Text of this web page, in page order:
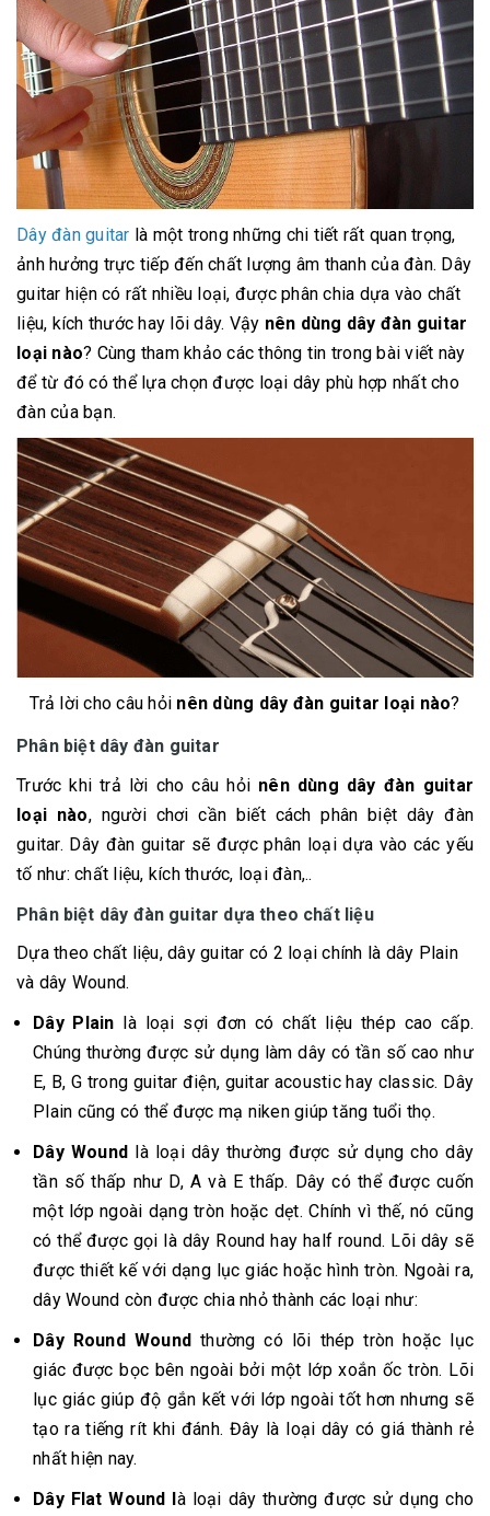
Dây đàn guitar là một trong những chi tiết rất quan trọng,
ảnh hưởng trực tiếp đến chất lượng âm thanh của đàn. Dây
guitar hiện có rất nhiều loại, được phân chia dựa vào chất
liệu, kích thước hay lõi dây. Vậy nên dùng dây đàn guitar
loại nào? Cùng tham khảo các thông tin trong bài viết này
để từ đó có thể lựa chọn được loại dây phù hợp nhất cho
đàn của bạn.
Trả lời cho câu hỏi nên dùng dây đàn guitar loại nào?
Phân biệt dây đàn guitar
Trước khi trả lời cho câu hỏi nên dùng dây đàn guitar
loại nào, người chơi cần biết cách phân biệt dây đàn
guitar. Dây đàn guitar sẽ được phân loại dựa vào các yếu
tố như: chất liệu, kích thước, loại đàn,..
Phân biệt dây đàn guitar dựa theo chất liệu
Dựa theo chất liệu, dây guitar có 2 loại chính là dây Plain
và dây Wound.
Dây Plain là loại sợi đơn có chất liệu thép cao cấp.
Chúng thường được sử dụng làm dây có tần số cao như
E, B, G trong guitar điện, guitar acoustic hay classic. Dây
Plain cũng có thể được mạ niken giúp tăng tuổi thọ.
Dây Wound là loại dây thường được sử dụng cho dây
tần số thấp như D, A và E thấp. Dây có thể được cuốn
một lớp ngoài dạng tròn hoặc dẹt. Chính vì thế, nó cũng
có thể được gọi là dây Round hay half round. Lõi dây sẽ
được thiết kế với dạng lục giác hoặc hình tròn. Ngoài ra,
dây Wound còn được chia nhỏ thành các loại như:
Dây Round Wound thường có lõi thép tròn hoặc lục
giác được bọc bên ngoài bởi một lớp xoắn ốc tròn. Lõi
lục giác giúp độ gắn kết với lớp ngoài tốt hơn nhưng sẽ
tạo ra tiếng rít khi đánh. Đây là loại dây có giá thành rẻ
nhất hiện nay.
Dây Flat Wound là loại dây thường được sử dụng cho